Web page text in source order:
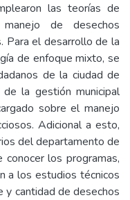
las teorías de
manejo de desechos
Para el desarrollo de la
de enfoque mixto, se
de la ciudad de
de la gestión municipal
sobre el manejo
Adicional a esto,
del departamento de
los programas,
a los estudios técnicos
y cantidad de desechos